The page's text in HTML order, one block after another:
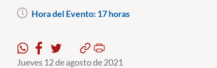
Pregrado
Formación Continua
Hora del Evento: 17 horas
Jueves 12 de agosto de 2021